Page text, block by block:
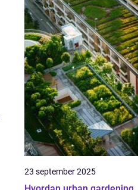
23 september 2025